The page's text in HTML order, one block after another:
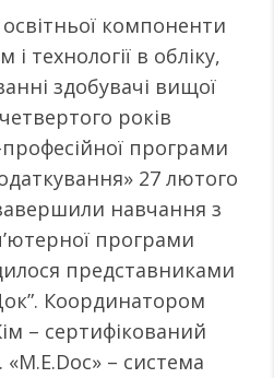
компоненти
технології в обліку,
здобувачі вищої
років
програми
27 лютого
навчання з
програми
представниками
Координатором
– сертифікований
«M.E.Doc» – система